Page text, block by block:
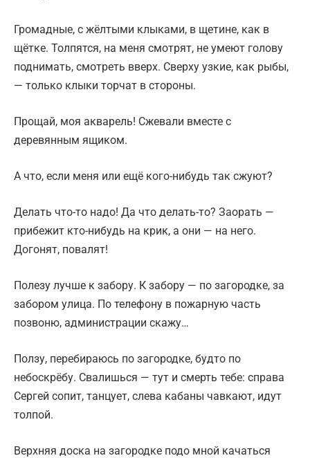
Громадные, с жёлтыми клыками, в щетине, как в
щётке. Толпятся, на меня смотрят, не умеют голову
поднимать, смотреть вверх. Сверху узкие, как рыбы,
— только клыки торчат в стороны.
Прощай, моя акварель! Сжевали вместе с
деревянным ящиком.
А что, если меня или ещё кого-нибудь так сжуют?
Делать что-то надо! Да что делать-то? Заорать —
прибежит кто-нибудь на крик, а они — на него.
Догонят, повалят!
Полезу лучше к забору. К забору — по загородке, за
забором улица. По телефону в пожарную часть
позвоню, администрации скажу…
Ползу, перебираюсь по загородке, будто по
небоскрёбу. Свалишься — тут и смерть тебе: справа
Сергей сопит, танцует, слева кабаны чавкают, идут
толпой.
Верхняя доска на загородке подо мной качаться